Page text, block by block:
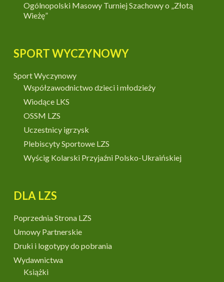
Ogólnopolski Masowy Turniej Szachowy o „Złotą
Wieżę”
SPORT WYCZYNOWY
Sport Wyczynowy
Współzawodnictwo dzieci i młodzieży
Wiodące LKS
OSSM LZS
Uczestnicy igrzysk
Plebiscyty Sportowe LZS
Wyścig Kolarski Przyjaźni Polsko-Ukraińskiej
DLA LZS
Poprzednia Strona LZS
Umowy Partnerskie
Druki i logotypy do pobrania
Wydawnictwa
Książki